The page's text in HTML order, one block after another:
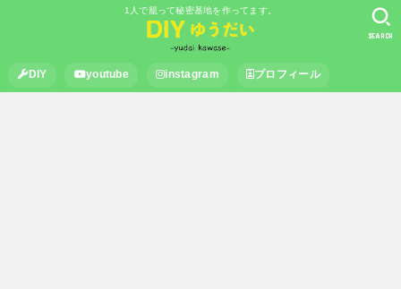
1人で籠って秘密基地を作ってます。
DIY youtube instagram プロフィール
SEARCH